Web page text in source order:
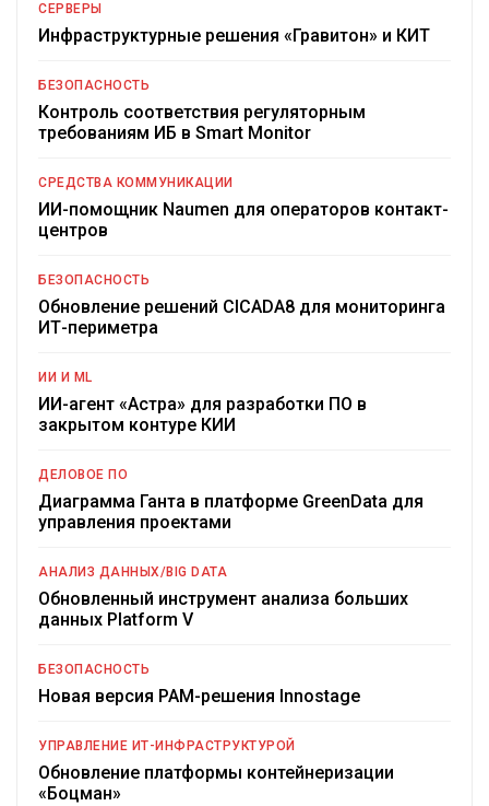
СЕРВЕРЫ
Инфраструктурные решения «Гравитон» и КИТ
БЕЗОПАСНОСТЬ
Контроль соответствия регуляторным
требованиям ИБ в Smart Monitor
СРЕДСТВА КОММУНИКАЦИИ
ИИ-помощник Naumen для операторов контакт-
центров
БЕЗОПАСНОСТЬ
Обновление решений CICADA8 для мониторинга
ИТ-периметра
ИИ И ML
ИИ-агент «Астра» для разработки ПО в
закрытом контуре КИИ
ДЕЛОВОЕ ПО
Диаграмма Ганта в платформе GreenData для
управления проектами
АНАЛИЗ ДАННЫХ/BIG DATA
Обновленный инструмент анализа больших
данных Platform V
БЕЗОПАСНОСТЬ
Новая версия PAM-решения Innostage
УПРАВЛЕНИЕ ИТ-ИНФРАСТРУКТУРОЙ
Обновление платформы контейнеризации
«Боцман»